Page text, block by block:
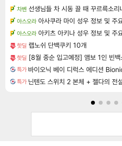
차벤 선생님들 차 시동 끌 때 꾸르륵소리
아스오라 아사쿠라 마이 성우 정보 및 주
아스오라 아키츠 아키나 성우 정보 및 주
핫딜 랩노쉬 단백쿠키 10개
핫딜 [8월 중순 입고예정] 앰보 1인 빈백
특가
특가